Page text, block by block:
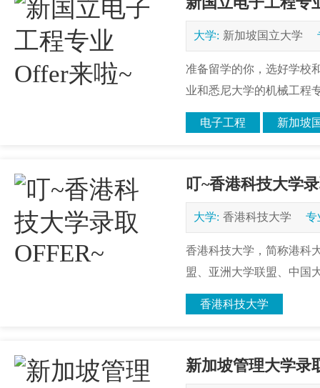
大学: 新加坡国立大学
准备留学的你，选好学校
业和悉尼大学的机械工程
电子工程 新加坡
叮~香港科技大学
大学: 香港科技大学 专
香港科技大学，简称港科
盟、亚洲大学联盟、中国
香港科技大学
新加坡管理大学录